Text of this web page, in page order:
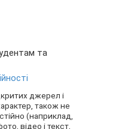
та
джерел і
також не
(наприклад,
відео і текст,